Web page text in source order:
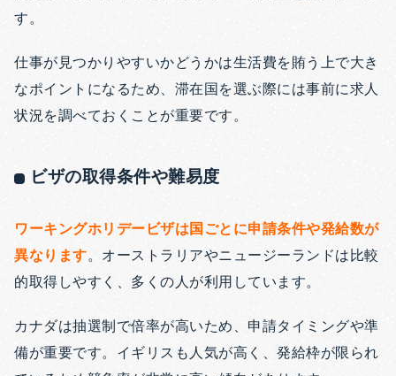
す。
仕事が見つかりやすいかどうかは生活費を賄う上で大き
なポイントになるため、滞在国を選ぶ際には事前に求人
状況を調べておくことが重要です。
ビザの取得条件や難易度
ワーキングホリデービザは国ごとに申請条件や発給数が
異なります。オーストラリアやニュージーランドは比較
的取得しやすく、多くの人が利用しています。
カナダは抽選制で倍率が高いため、申請タイミングや準
備が重要です。イギリスも人気が高く、発給枠が限られ